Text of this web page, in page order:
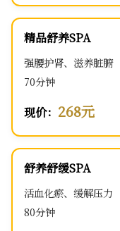
精品舒养SPA
强腰护肾、滋养脏腑
70分钟
现价： 268元
舒养舒缓SPA
活血化瘀、缓解压力
80分钟